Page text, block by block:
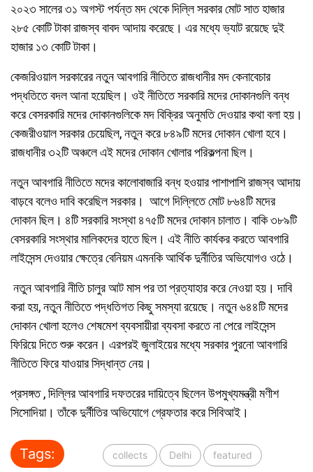
২০২৩ সালের ৩১ অগস্ট পর্যন্ত মদ থেকে দিল্লি সরকার মোট সাত হাজার
২৮৫ কোটি টাকা রাজস্ব বাবদ আদায় করেছে। এর মধ্যে ভ্যাট রয়েছে দুই
হাজার ১৩ কোটি টাকা।
কেজরিওয়াল সরকারের নতুন আবগারি নীতিতে রাজধানীর মদ কেনাবেচার
পদ্ধতিতে বদল আনা হয়েছিল। ওই নীতিতে সরকারি মদের দোকানগুলি বন্ধ
করে বেসরকারি মদের দোকানগুলিকে মদ বিক্রির অনুমতি দেওয়ার কথা বলা হয়।
কেজরীওয়াল সরকার চেয়েছিল, নতুন করে ৮৪৯টি মদের দোকান খোলা হবে।
রাজধানীর ৩২টি অঞ্চলে এই মদের দোকান খোলার পরিকল্পনা ছিল।
নতুন আবগারি নীতিতে মদের কালোবাজারি বন্ধ হওয়ার পাশাপাশি রাজস্ব আদায়
বাড়বে বলেও দাবি করেছিল সরকার। আগে দিল্লিতে মোট ৮৬৪টি মদের
দোকান ছিল। ৪টি সরকারি সংস্থা ৪৭৫টি মদের দোকান চালাত। বাকি ৩৮৯টি
বেসরকারি সংস্থার মালিকদের হাতে ছিল। এই নীতি কার্যকর করতে আবগারি
লাইসেন্স দেওয়ার ক্ষেত্রে বেনিয়ম এমনকি আর্থিক দুর্নীতির অভিযোগও ওঠে।
নতুন আবগারি নীতি চালুর আট মাস পর তা প্রত্যাহার করে নেওয়া হয়। দাবি
করা হয়, নতুন নীতিতে পদ্ধতিগত কিছু সমস্যা রয়েছে। নতুন ৬৪৪টি মদের
দোকান খোলা হলেও শেষমেশ ব্যবসায়ীরা ব্যবসা করতে না পেরে লাইসেন্স
ফিরিয়ে দিতে শুরু করেন। এরপরই জুলাইয়ের মধ্যে সরকার পুরনো আবগারি
নীতিতে ফিরে যাওয়ার সিদ্ধান্ত নেয়।
প্রসঙ্গত , দিল্লির আবগারি দফতরের দায়িত্বে ছিলেন উপমুখ্যমন্ত্রী মণীশ
সিসোদিয়া। তাঁকে দুর্নীতির অভিযোগে গ্রেফতার করে সিবিআই।
Tags: collects Delhi featured